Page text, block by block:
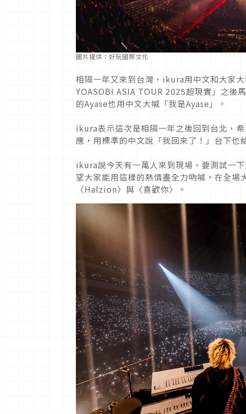
圖片提供：好玩國際文化
相隔一年又來到台灣，ikura用中文和大家
YOASOBI ASIA TOUR 2025超現實」之後
的Ayase也用中文大喊「我是Ayase」。
ikura表示這次是相隔一年之後回到台北，
應，用標準的中文說「我回來了！」台下也
ikura說今天有一萬人來到現場，要測試一
望大家能用這樣的熱情盡全力吶喊。在全
〈Halzion〉與〈喜歡你〉。